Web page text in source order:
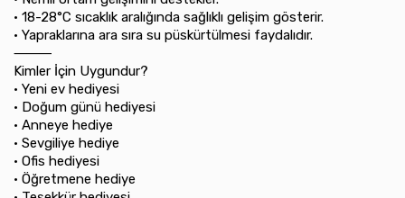
•⁠ ⁠18-28°C sıcaklık aralığında sağlıklı gelişim gösterir.
•⁠ ⁠Yapraklarına ara sıra su püskürtülmesi faydalıdır.
⸻
Kimler İçin Uygundur?
•⁠ ⁠Yeni ev hediyesi
•⁠ ⁠Doğum günü hediyesi
•⁠ ⁠Anneye hediye
•⁠ ⁠Sevgiliye hediye
•⁠ ⁠Ofis hediyesi
•⁠ ⁠Öğretmene hediye